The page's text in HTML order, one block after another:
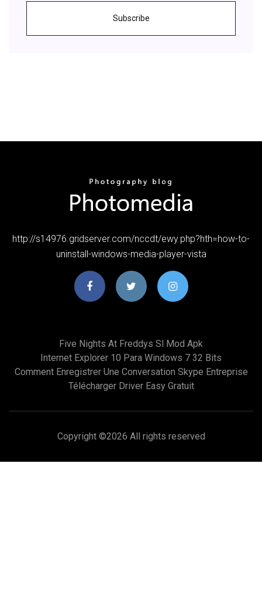
Subscribe
http://s14976.gridserver.com/nccdt/ewy.php?hth=how-to-
uninstall-windows-media-player-vista
Five Nights At Freddys Sl Mod Apk
Internet Explorer 10 Para Windows 7 32 Bits
Comment Enregistrer Une Conversation Skype Entreprise
Télécharger Driver Easy Gratuit
Copyright ©2026 All rights reserved